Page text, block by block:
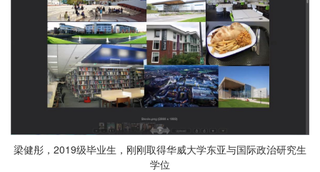
梁健彤，2019级毕业生，刚刚取得华威大学东亚与国际政治研究生
学位